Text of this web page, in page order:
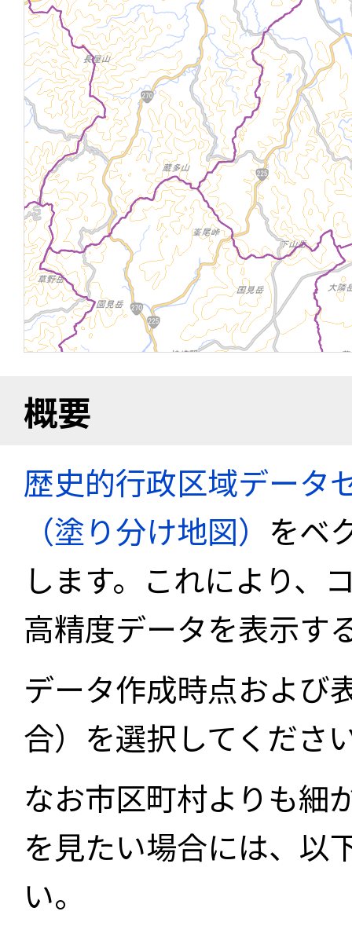
概要
歴史的行政区域データ
（塗り分け地図） をベ
します。これにより、
高精度データを表示す
データ作成時点および
合）を選択してくださ
なお市区町村よりも細
を見たい場合には、以
い。